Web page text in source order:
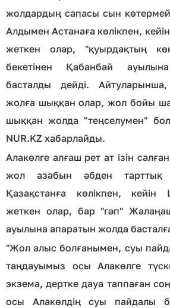
жолдардың сапасы сын
Алдымен Астанаға көлікпен,
жеткен олар, "қуырдақтың
бекетінен Қабанбай
басталды дейді.
жолға шыққан олар, жол бойы
шыққан жолда "теңселумен"
NUR.KZ хабарлайды.
Алакөлге алғаш рет ат ізін
жол азабын әбден тарттық
Қазақстанға көлікпен,
жеткен олар, бар "гәп"
ауылына апаратын жолда
"Жол алыс болғанымен, суы
таңдауымыз осы Алакөлге
экзема, дертке дауа таппаған
осы Алакөлдің суы пайдалы